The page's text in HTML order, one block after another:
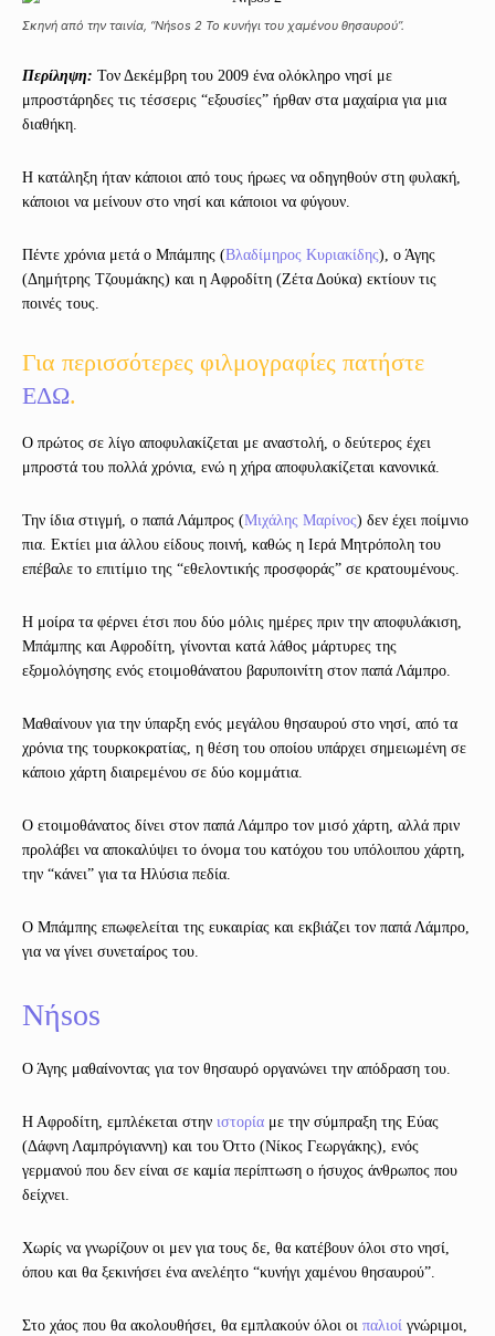
Σκηνή από την ταινία, “Νήsos 2 Το κυνήγι του χαμένου θησαυρού”.
Περίληψη: Τον Δεκέμβρη του 2009 ένα ολόκληρο νησί με
μπροστάρηδες τις τέσσερις “εξουσίες” ήρθαν στα μαχαίρια για μια
διαθήκη.
Η κατάληξη ήταν κάποιοι από τους ήρωες να οδηγηθούν στη φυλακή,
κάποιοι να μείνουν στο νησί και κάποιοι να φύγουν.
Πέντε χρόνια μετά ο Μπάμπης (Βλαδίμηρος Κυριακίδης), ο Άγης
(Δημήτρης Τζουμάκης) και η Αφροδίτη (Ζέτα Δούκα) εκτίουν τις
ποινές τους.
Για περισσότερες φιλμογραφίες πατήστε
ΕΔΩ.
Ο πρώτος σε λίγο αποφυλακίζεται με αναστολή, ο δεύτερος έχει
μπροστά του πολλά χρόνια, ενώ η χήρα αποφυλακίζεται κανονικά.
Την ίδια στιγμή, ο παπά Λάμπρος (Μιχάλης Μαρίνος) δεν έχει ποίμνιο
πια. Εκτίει μια άλλου είδους ποινή, καθώς η Ιερά Μητρόπολη του
επέβαλε το επιτίμιο της “εθελοντικής προσφοράς” σε κρατουμένους.
Η μοίρα τα φέρνει έτσι που δύο μόλις ημέρες πριν την αποφυλάκιση,
Μπάμπης και Αφροδίτη, γίνονται κατά λάθος μάρτυρες της
εξομολόγησης ενός ετοιμοθάνατου βαρυποινίτη στον παπά Λάμπρο.
Μαθαίνουν για την ύπαρξη ενός μεγάλου θησαυρού στο νησί, από τα
χρόνια της τουρκοκρατίας, η θέση του οποίου υπάρχει σημειωμένη σε
κάποιο χάρτη διαιρεμένου σε δύο κομμάτια.
Ο ετοιμοθάνατος δίνει στον παπά Λάμπρο τον μισό χάρτη, αλλά πριν
προλάβει να αποκαλύψει το όνομα του κατόχου του υπόλοιπου χάρτη,
την “κάνει” για τα Ηλύσια πεδία.
Ο Μπάμπης επωφελείται της ευκαιρίας και εκβιάζει τον παπά Λάμπρο,
για να γίνει συνεταίρος του.
Νήsos
Ο Άγης μαθαίνοντας για τον θησαυρό οργανώνει την απόδραση του.
Η Αφροδίτη, εμπλέκεται στην ιστορία με την σύμπραξη της Εύας
(Δάφνη Λαμπρόγιαννη) και του Όττο (Νίκος Γεωργάκης), ενός
γερμανού που δεν είναι σε καμία περίπτωση ο ήσυχος άνθρωπος που
δείχνει.
Χωρίς να γνωρίζουν οι μεν για τους δε, θα κατέβουν όλοι στο νησί,
όπου και θα ξεκινήσει ένα ανελέητο “κυνήγι χαμένου θησαυρού”.
Στο χάος που θα ακολουθήσει, θα εμπλακούν όλοι οι παλιοί γνώριμοι,